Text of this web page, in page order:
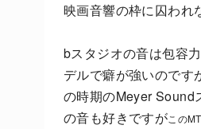
映画音響の枠に囚われ
bスタジオの音は包容
デルで癖が強いのです
の時期のMeyer Sound
の音も好きですがこの